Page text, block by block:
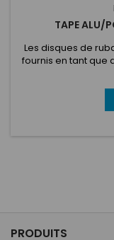
TAPE ALU/
Les disques de
fournis en tant que
ou 45 mm de
d'un support
disques de ruban
rouleau et
PRODUITS